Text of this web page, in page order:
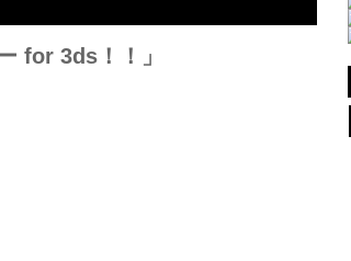
for 3ds！！」